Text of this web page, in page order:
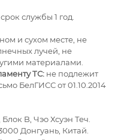
службы 1 год.
и сухом месте, не
лучей, не
материалами.
ТС: не подлежит
БелГИСС от 01.10.2014
B, Чэо Хсуэн Теч.
Донгуань, Китай.